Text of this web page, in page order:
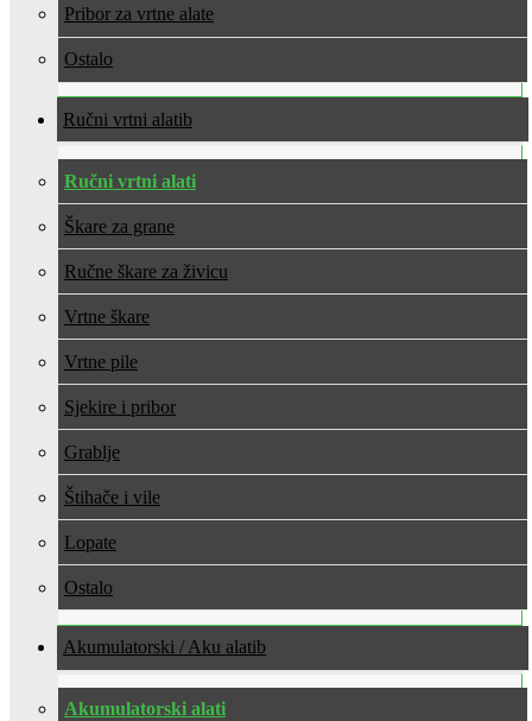
Pribor za vrtne alate
Ostalo
Ručni vrtni alati
Ručni vrtni alati
Škare za grane
Ručne škare za živicu
Vrtne škare
Vrtne pile
Sjekire i pribor
Grablje
Štihače i vile
Lopate
Ostalo
Akumulatorski / Aku alati
Akumulatorski alati